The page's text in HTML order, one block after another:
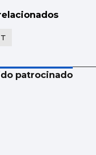
patrocinado